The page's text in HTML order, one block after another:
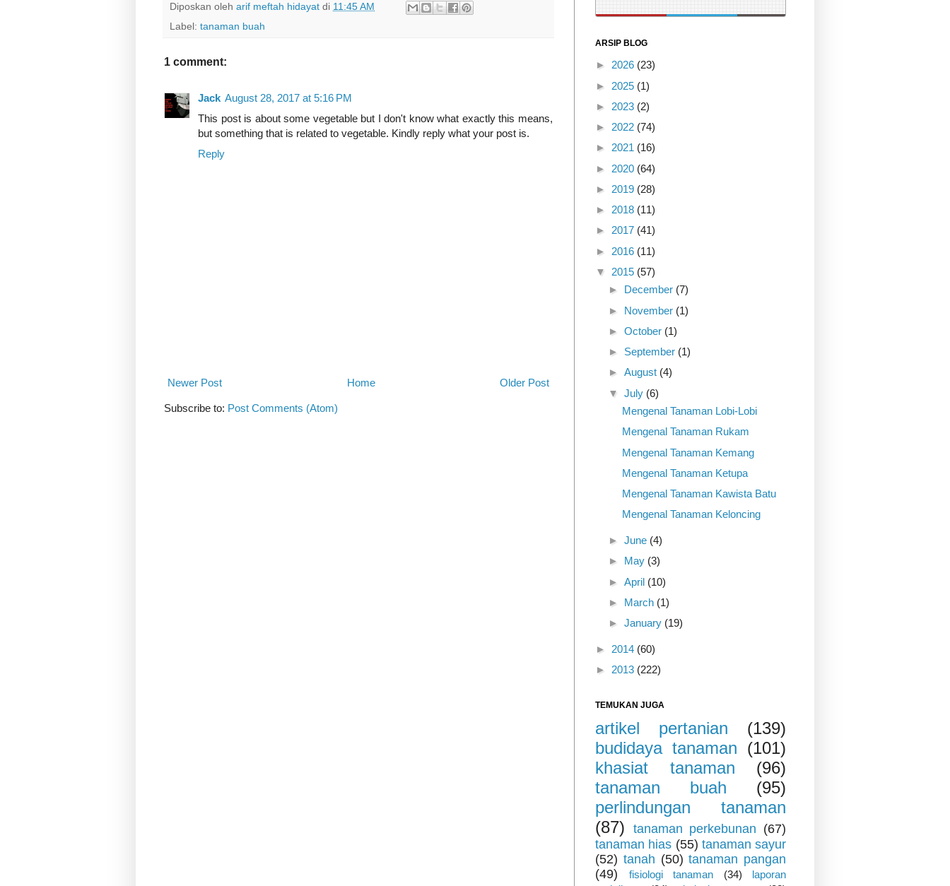
Diposkan oleh arif meftah hidayat di 11:45 AM
Label: tanaman buah
1 comment:
Jack August 28, 2017 at 5:16 PM
This post is about some vegetable but I don't know what exactly this means,
but something that is related to vegetable. Kindly reply what your post is.
Reply
Newer Post Older Post
Home
Subscribe to: Post Comments (Atom)
ARSIP BLOG
► 2026 (23)
► 2025 (1)
► 2023 (2)
► 2022 (74)
► 2021 (16)
► 2020 (64)
► 2019 (28)
► 2018 (11)
► 2017 (41)
► 2016 (11)
▼ 2015 (57)
► December (7)
► November (1)
► October (1)
► September (1)
► August (4)
▼ July (6)
Mengenal Tanaman Lobi-Lobi
Mengenal Tanaman Rukam
Mengenal Tanaman Kemang
Mengenal Tanaman Ketupa
Mengenal Tanaman Kawista Batu
Mengenal Tanaman Keloncing
► June (4)
► May (3)
► April (10)
► March (1)
► January (19)
► 2014 (60)
► 2013 (222)
TEMUKAN JUGA
artikel pertanian
(139)
budidaya tanaman (101)
khasiat tanaman
(96)
tanaman buah
(95)
perlindungan tanaman
(87)
tanaman perkebunan (67)
tanaman hias (55) tanaman sayur
(52) tanah (50) tanaman pangan
(49)
fisiologi tanaman (34)
laporan